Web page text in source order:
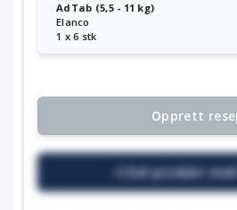
AdTab (5,5 - 11 kg)
Elanco
1 x 6 stk
Opprett
Del produkt